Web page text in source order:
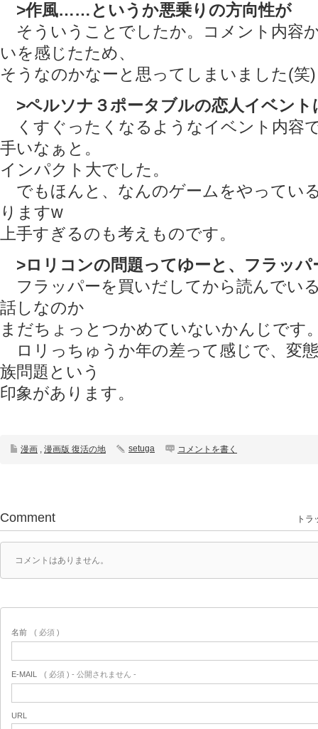
>作風……というか悪乗りの方向性が
そういうことでしたか。コメント内容
いを感じたため、
そうなのかなーと思ってしまいました(笑)
>ペルソナ３ポータブルの恋人イベント
くすぐったくなるようなイベント内容
手いなぁと。
インパクト大でした。
でもほんと、なんのゲームをやってい
りますw
上手すぎるのも考えものです。
>ロリコンの問題ってゆーと、フラッパ
フラッパーを買いだしてから読んでい
話しなのか
まだちょっとつかめていないかんじです
ロリっちゅうか年の差って感じで、変
族問題という
印象があります。
漫画 , 漫画版 復活の地 setuga コメントを書く
Comment トラ
コメントはありません。
名前 ( 必須 )
E-MAIL ( 必須 ) - 公開されません -
URL